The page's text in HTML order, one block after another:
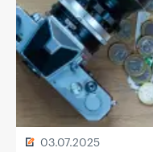
03.07.2025